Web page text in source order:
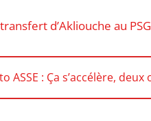
d’Akliouche au
ASSE : Ça s’accélère,